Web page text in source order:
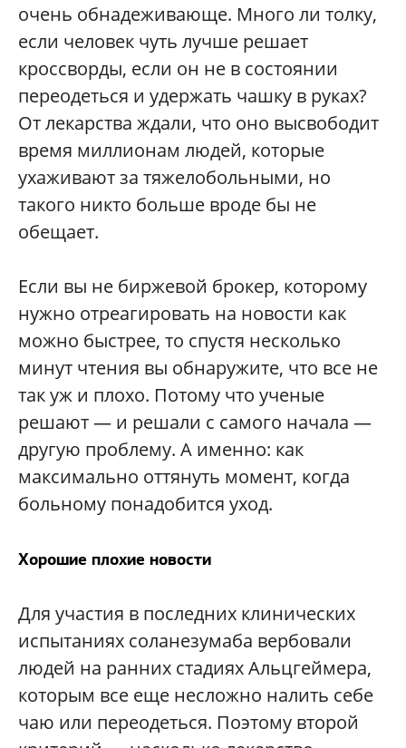
очень обнадеживающе. Много ли толку,
если человек чуть лучше решает
кроссворды, если он не в состоянии
переодеться и удержать чашку в руках?
От лекарства ждали, что оно высвободит
время миллионам людей, которые
ухаживают за тяжелобольными, но
такого никто больше вроде бы не
обещает.
Если вы не биржевой брокер, которому
нужно отреагировать на новости как
можно быстрее, то спустя несколько
минут чтения вы обнаружите, что все не
так уж и плохо. Потому что ученые
решают — и решали с самого начала —
другую проблему. А именно: как
максимально оттянуть момент, когда
больному понадобится уход.
Хорошие плохие новости
Для участия в последних клинических
испытаниях соланезумаба вербовали
людей на ранних стадиях Альцгеймера,
которым все еще несложно налить себе
чаю или переодеться. Поэтому второй